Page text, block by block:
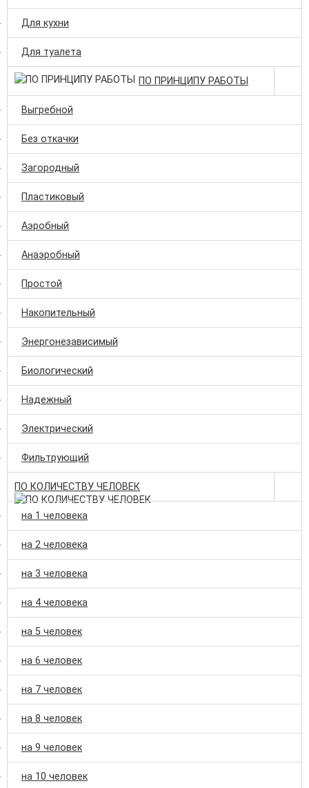
Для кухни
Для туалета
ПО ПРИНЦИПУ РАБОТЫ
Выгребной
Без откачки
Загородный
Пластиковый
Аэробный
Анаэробный
Простой
Накопительный
Энергонезависимый
Биологический
Надежный
Электрический
Фильтрующий
ПО КОЛИЧЕСТВУ ЧЕЛОВЕК
на 1 человека
на 2 человека
на 3 человека
на 4 человека
на 5 человек
на 6 человек
на 7 человек
на 8 человек
на 9 человек
на 10 человек